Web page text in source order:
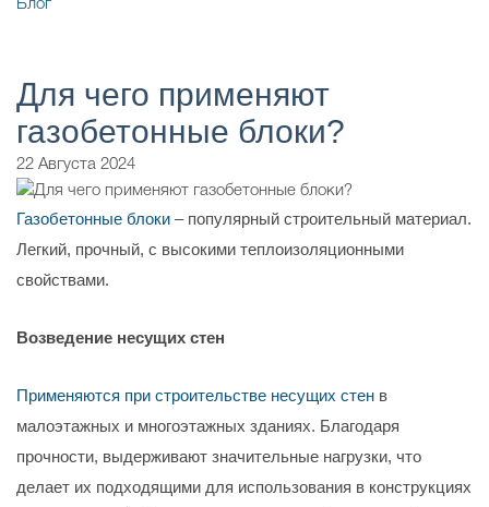
Блог
Для чего применяют
газобетонные блоки?
22 Августа 2024
Газобетонные блоки – популярный строительный материал.
Легкий, прочный, с высокими теплоизоляционными
свойствами.
Возведение несущих стен
Применяются при строительстве несущих стен в
малоэтажных и многоэтажных зданиях. Благодаря
прочности, выдерживают значительные нагрузки, что
делает их подходящими для использования в конструкциях